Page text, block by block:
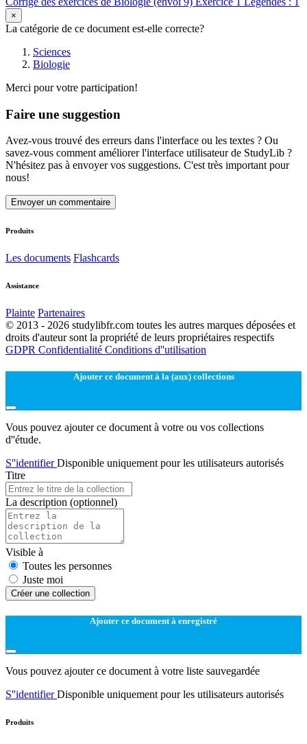
×
La catégorie de ce document est-elle correcte?
Sciences
Biologie
Merci pour votre participation!
Faire une suggestion
Avez-vous trouvé des erreurs dans l'interface ou les textes ? Ou
savez-vous comment améliorer l'interface utilisateur de StudyLib ?
N'hésitez pas à envoyer vos suggestions. C'est très important pour
nous!
Envoyer un commentaire
Produits
Les documents Flashcards
Assistance
Plainte Partenaires
© 2013 - 2026 studylibfr.com toutes les autres marques déposées et
droits d'auteur sont la propriété de leurs propriétaires respectifs
GDPR Confidentialité Conditions d''utilisation
Ajouter ce document à la (aux) collections
Vous pouvez ajouter ce document à votre ou vos collections
d''étude.
S''identifierDisponible uniquement pour les utilisateurs autorisés
Titre
La description (optionnel)
Visible à
Toutes les personnes
Juste moi
Créer une collection
Ajouter ce document à enregistré
Vous pouvez ajouter ce document à votre liste sauvegardée
S''identifierDisponible uniquement pour les utilisateurs autorisés
Produits